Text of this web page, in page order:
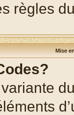
règles
Mise